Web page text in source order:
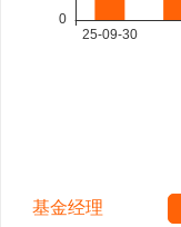
基金经理